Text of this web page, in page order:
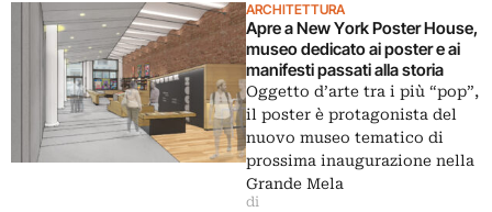
ARCHITETTURA
Apre a New York Poster House,
museo dedicato ai poster e ai
manifesti passati alla storia
Oggetto d’arte tra i più “pop”,
il poster è protagonista del
nuovo museo tematico di
prossima inaugurazione nella
Grande Mela
di